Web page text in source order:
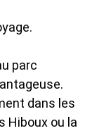
parc
dans les
Hiboux ou la